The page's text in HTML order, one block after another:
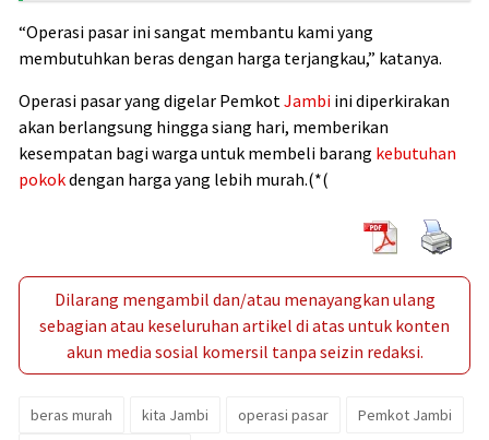
“Operasi pasar ini sangat membantu kami yang
membutuhkan beras dengan harga terjangkau,” katanya.
Operasi pasar yang digelar Pemkot Jambi ini diperkirakan
akan berlangsung hingga siang hari, memberikan
kesempatan bagi warga untuk membeli barang kebutuhan
pokokdengan harga yang lebih murah.(*(
Dilarang mengambil dan/atau menayangkan ulang
sebagian atau keseluruhan artikel di atas untuk konten
akun media sosial komersil tanpa seizin redaksi.
beras murah kita Jambi operasi pasar
Pemkot Jambi